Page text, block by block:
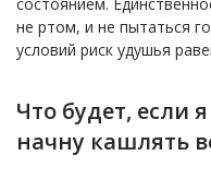
не ртом, и не пытаться
условий риск удушья
Что будет, если
начну кашлять